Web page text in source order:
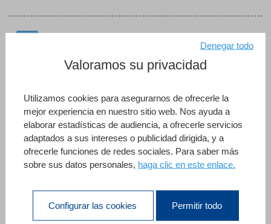
Herramienta Canvas simple
Conozca más
Lightweight Email Composer
Conozca más
Brochures
profesionales a otro nivel
Valoramos su privacidad
Utilizamos cookies para asegurarnos de ofrecerle la
mejor experiencia en nuestro sitio web. Nos ayuda a
elaborar estadísticas de audiencia, a ofrecerle servicios
adaptados a sus intereses o publicidad dirigida, y a
ofrecerle funciones de redes sociales. Para saber más
sobre sus datos personales, haga clic en este enlace.
Configurar las cookies Permitir todo
Denegar todo